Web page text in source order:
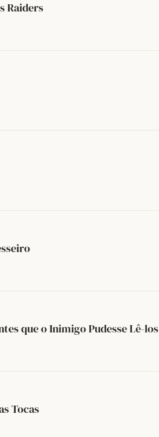
Raiders
que o Inimigo Pudesse Lê-los
Tocas